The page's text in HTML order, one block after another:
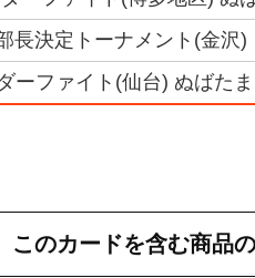
決定トーナメント(金沢)
ーファイト(仙台) ぬばた
このカードを含む商品